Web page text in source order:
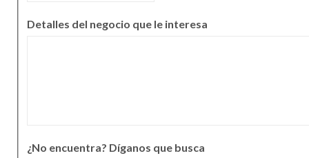
Detalles del negocio que le interesa
¿No encuentra? Díganos que busca